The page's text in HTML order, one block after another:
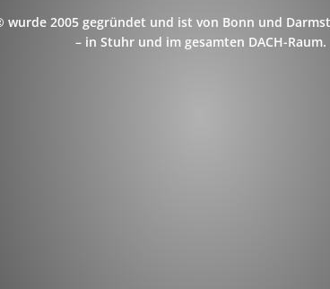
wurde 2005 gegründet und ist von Bonn und
– in Stuhr und im gesamten DACH-Raum.